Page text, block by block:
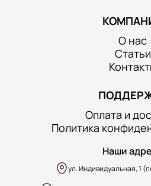
О нас
Статьи
Оплата и
Политика
Наши
ул. Индивидуальная, 1